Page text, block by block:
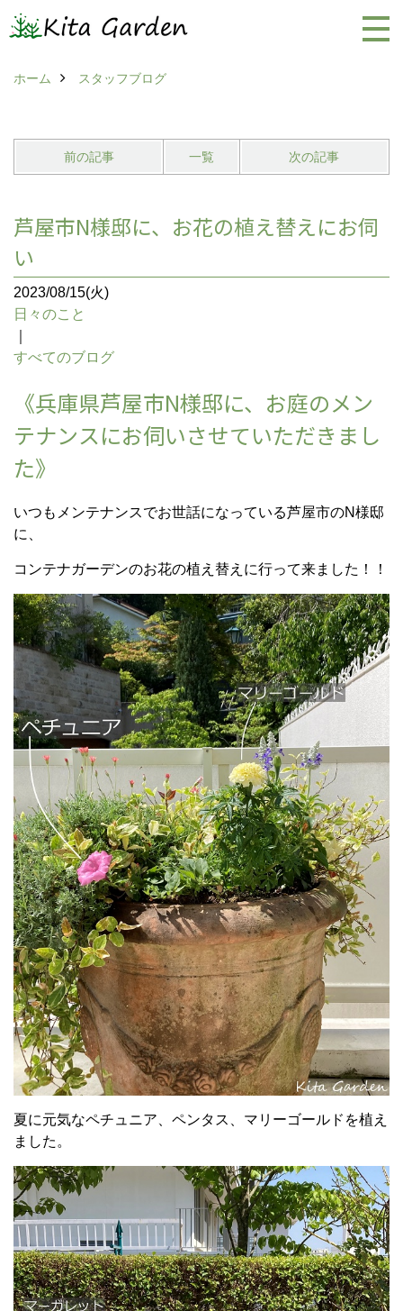
ホーム スタッフブログ
前の記事 一覧 次の記事
芦屋市N様邸に、お花の植え替えにお伺
い
2023/08/15(火)
日々のこと
すべてのブログ
《兵庫県芦屋市N様邸に、お庭のメン
テナンスにお伺いさせていただきまし
た》
いつもメンテナンスでお世話になっている芦屋市のN様邸
に、
コンテナガーデンのお花の植え替えに行って来ました！！
夏に元気なペチュニア、ペンタス、マリーゴールドを植え
ました。